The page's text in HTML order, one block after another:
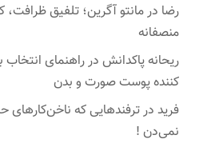
رضا درمانتو آگرین؛ تلفیق
منصفانه
ریحانه پاکدانشدرراهنمای
کننده پوست صورت و بدن
فریددرترفندهایی که
نمی‌دن !